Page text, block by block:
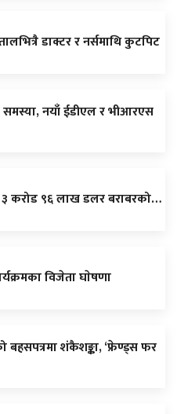
डाक्टर र नर्समाथि कुटपिट
नयाँ ईडीएल र भीआरएस
करोड ९६ लाख डलर बराबरको…
विजेता घाेषणा
शंकैशङ्का, ‘फ्रेण्ड्स फर